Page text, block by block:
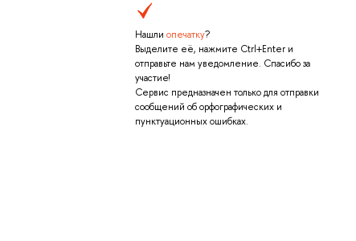
Нашли опечатку?
Выделите её, нажмите Ctrl+Enter и
отправьте нам уведомление. Спасибо за
участие!
Сервис предназначен только для отправки
сообщений об орфографических и
пунктуационных ошибках.